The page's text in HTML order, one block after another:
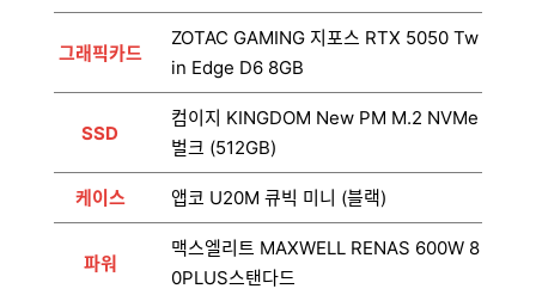
그래픽카드
ZOTAC GAMING 지포스 RTX 5050 Tw
in Edge D6 8GB
SSD
컴이지 KINGDOM New PM M.2 NVMe
벌크 (512GB)
케이스 앱코 U20M 큐빅 미니 (블랙)
파워
맥스엘리트 MAXWELL RENAS 600W 8
0PLUS스탠다드